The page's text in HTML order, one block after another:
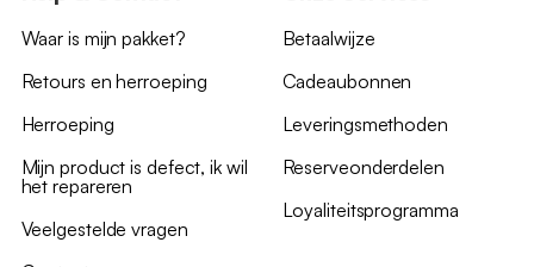
Waar is mijn pakket?
Retours en herroeping
Herroeping
Mijn product is defect, ik wil
het repareren
Veelgestelde vragen
Betaalwijze
Cadeaubonnen
Leveringsmethoden
Reserveonderdelen
Loyaliteitsprogramma